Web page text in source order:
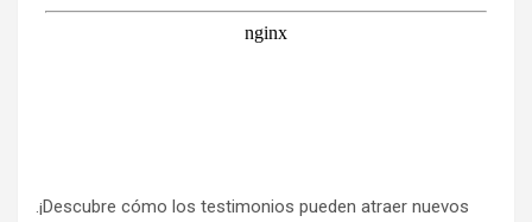
.¡Descubre cómo los testimonios pueden atraer nuevos